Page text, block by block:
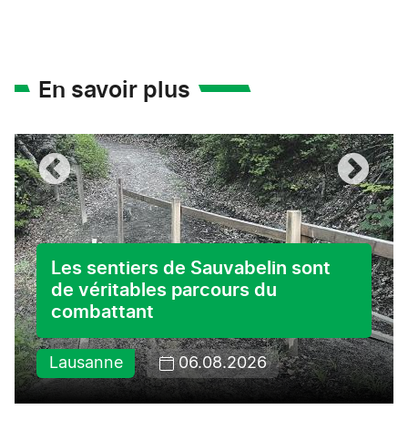
En savoir plus
Les sentiers de Sauvabelin sont
de véritables parcours du
combattant
Lausanne 06.08.2026